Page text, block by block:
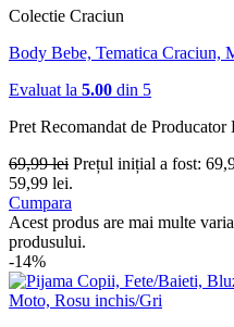
Colectie Craciun
Body Bebe, Tematica Craciun,
Evaluat la 5.00 din 5
Pret Recomandat de Producator
69,99lei Prețul inițial a fost:
59,99 lei.
Cumpara
Acest produs are mai multe
produsului.
-14%